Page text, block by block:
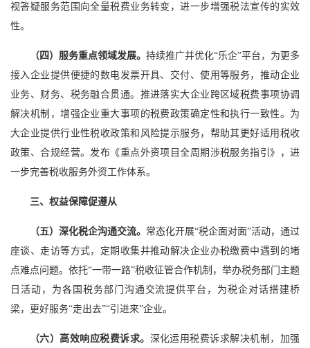
视答疑服务范围向全量税费业务转变，进一步增强税法宣传的实效
性。
（四）服务重点领域发展。 持续推广并优化“乐企”平台，为更多
接入企业提供便捷的数电发票开具、交付、使用等服务，推动企业
业务、财务、税务融合贯通。推进落实大企业跨区域税费事项协调
解决机制，增强企业重大事项的税费政策确定性和执行一致性。为
大企业提供行业性税收政策和风险提示服务，帮助其更好适用税收
政策、合规经营。发布《重点外资项目全周期涉税服务指引》，进
一步完善税收服务外资工作体系。
三、权益保障促遵从
（五）深化税企沟通交流。 常态化开展“税企面对面”活动，通过
座谈、走访等方式，定期收集并推动解决企业办税缴费中遇到的堵
点难点问题。依托“一带一路”税收征管合作机制，举办税务部门主题
日活动，为各国税务部门沟通交流提供平台，为税企对话搭建桥
梁，更好服务“走出去”“引进来”企业。
（六）高效响应税费诉求。 深化运用税费诉求解决机制，加强